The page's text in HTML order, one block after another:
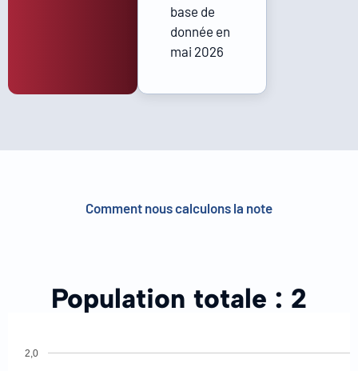
base de
donnée en
mai 2026
Comment nous calculons la note
Population totale : 2
2,0